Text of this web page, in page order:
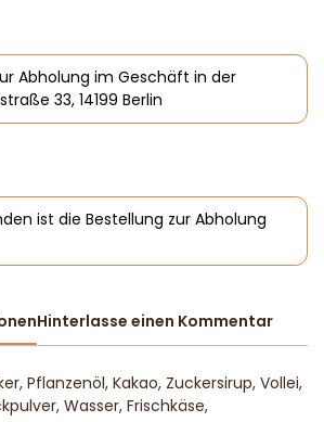
Abholung im Geschäft in der
33, 14199 Berlin
ist die Bestellung zur Abholung
Hinterlasse einen Kommentar
Pflanzenöl, Kakao, Zuckersirup, Vollei,
Wasser, Frischkäse,